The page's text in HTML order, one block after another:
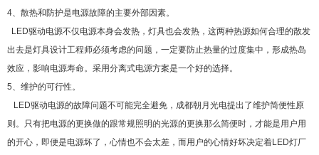
4、散热和防护是电源故障的主要外部因素。
LED驱动电源不仅电源本身会发热，灯具也会发热，这两种热源如何合理的散发
出去是灯具设计工程师必须考虑的问题，一定要防止热量的过度集中，形成热岛
效应，影响电源寿命。采用分离式电源方案是一个好的选择。
5、维护的可行性。
LED驱动电源的故障问题不可能完全避免，成都朝月光电提出了维护简便性原
则。只有把电源的更换做的跟常规照明的光源的更换那么简便时，才能是用户用
的开心，即便是电源坏了，心情也不会太差，而用户的心情好坏决定着LED灯厂